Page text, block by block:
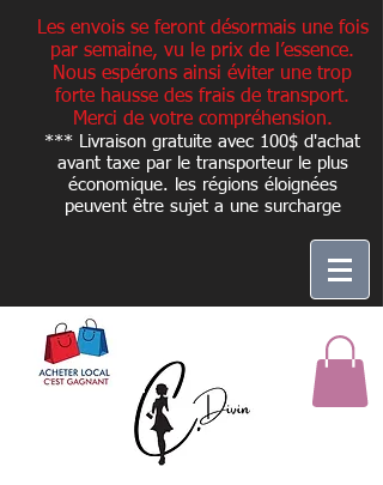
Les envois se feront désormais une fois
par semaine, vu le prix de l’essence.
Nous espérons ainsi éviter une trop
forte hausse des frais de transport.
Merci de votre compréhension.
*** Livraison gratuite avec 100$ d'achat
avant taxe par le transporteur le plus
économique. les régions éloignées
peuvent être sujet a une surcharge